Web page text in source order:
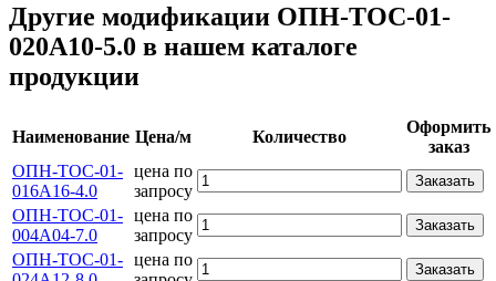
Другие модификации ОПН-ТОС-01-
020А10-5.0 в нашем каталоге
продукции
Наименование Цена/м Количество
Оформить
заказ
ОПН-ТОС-01-
016А16-4.0
цена по
запросу
Заказать
ОПН-ТОС-01-
004А04-7.0
цена по
запросу
Заказать
ОПН-ТОС-01- цена по
Заказать